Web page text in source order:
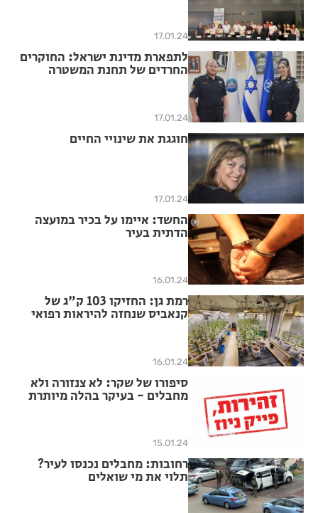
17.01.24
לתפארת מדינת ישראל: החוקרים
החרדים של תחנת המשטרה
17.01.24
חוגגת את שינויי החיים
17.01.24
החשד: איימו על בכיר במועצה
הדתית בעיר
16.01.24
רמת גן: החזיקו 103 ק"ג של
קנאביס שנחזה להיראות רפואי
16.01.24
סיפורו של שקר: לא צנזורה ולא
מחבלים - בעיקר בהלה מיותרת
15.01.24
רחובות: מחבלים נכנסו לעיר?
תלוי את מי שואלים